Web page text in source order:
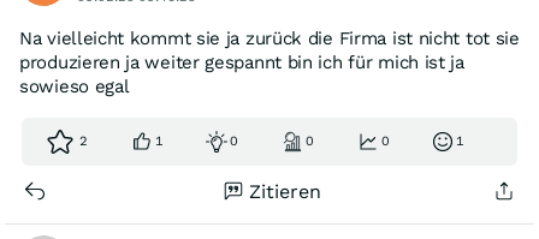
Na vielleicht kommt sie ja zurück die Firma ist nicht tot sie
produzieren ja weiter gespannt bin ich für mich ist ja
sowieso egal
2 1 0 0 0 1
Zitieren